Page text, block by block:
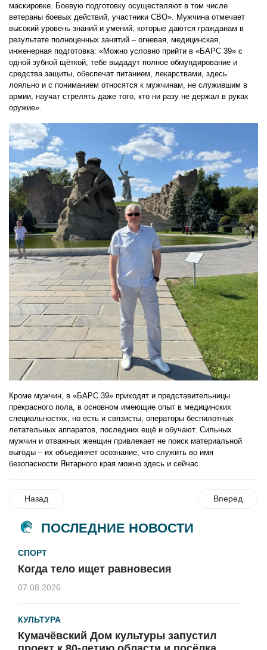
маскировке. Боевую подготовку осуществляют в том числе
ветераны боевых действий, участники СВО». Мужчина отмечает
высокий уровень знаний и умений, которые даются гражданам в
результате полноценных занятий – огневая, медицинская,
инженерная подготовка: «Можно условно прийти в «БАРС 39» с
одной зубной щёткой, тебе выдадут полное обмундирование и
средства защиты, обеспечат питанием, лекарствами, здесь
лояльно и с пониманием относятся к мужчинам, не служившим в
армии, научат стрелять даже того, кто ни разу не держал в руках
оружие».
Кроме мужчин, в «БАРС 39» приходят и представительницы
прекрасного пола, в основном имеющие опыт в медицинских
специальностях, но есть и связисты, операторы беспилотных
летательных аппаратов, последних ещё и обучают. Сильных
мужчин и отважных женщин привлекает не поиск материальной
выгоды – их объединяет осознание, что служить во имя
безопасности Янтарного края можно здесь и сейчас.
Назад Вперед
ПОСЛЕДНИЕ НОВОСТИ
СПОРТ
Когда тело ищет равновесия
07.08.2026
КУЛЬТУРА
Кумачёвский Дом культуры запустил